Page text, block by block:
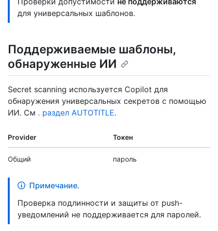
для универсальных шаблонов.
Поддерживаемые шаблоны,
обнаруженные ИИ
Secret scanning используется Copilot для
обнаружения универсальных секретов с помощью
ИИ. См . раздел AUTOTITLE.
Provider Токен
Общий пароль
Примечание.
Проверка подлинности и защиты от push-
уведомлений не поддерживается для паролей.